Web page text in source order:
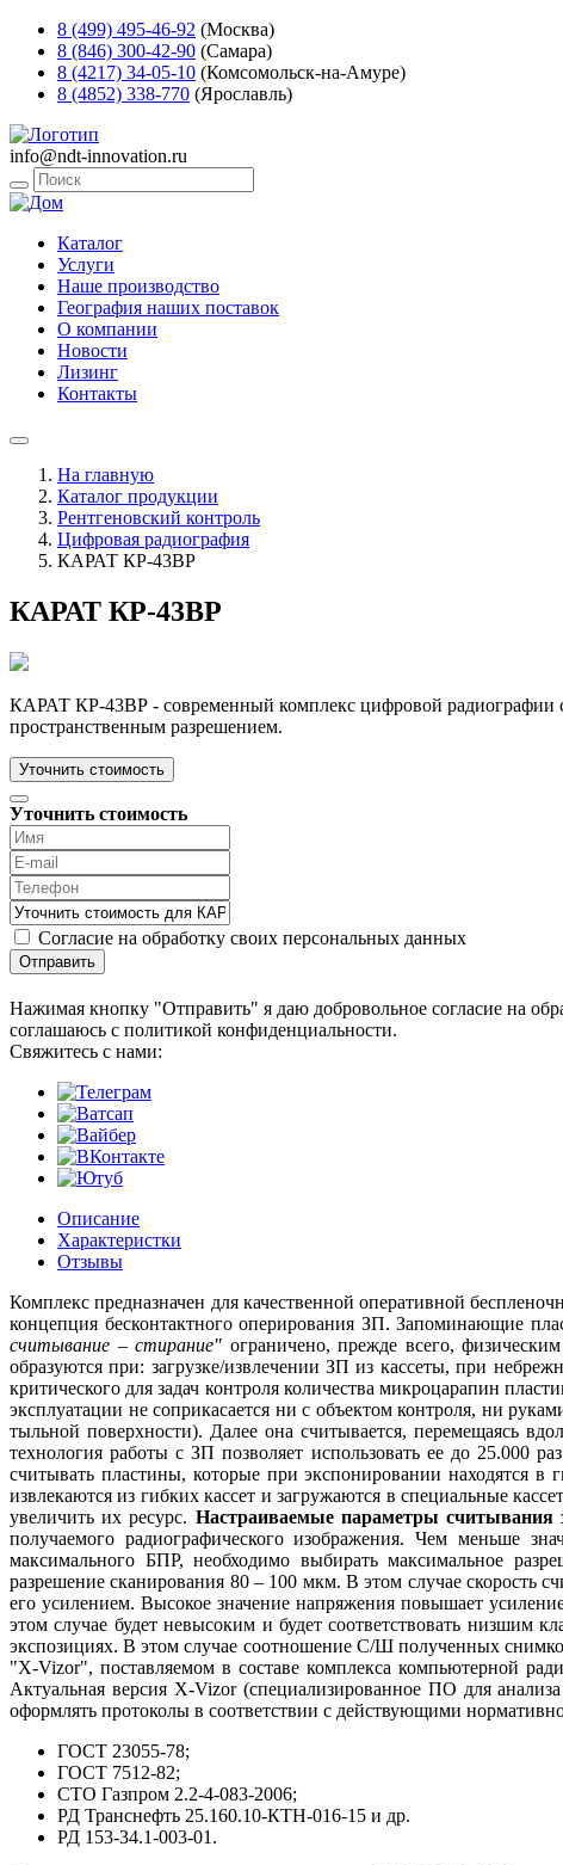
8 (499) 495-46-92 (Москва)
8 (846) 300-42-90 (Самара)
8 (4217) 34-05-10 (Комсомольск-на-Амуре)
8 (4852) 338-770 (Ярославль)
info@ndt-innovation.ru
Каталог
Услуги
Наше производство
География наших поставок
О компании
Новости
Лизинг
Контакты
На главную
Каталог продукции
Рентгеновский контроль
Цифровая радиография
КАРАТ КР-43ВР
КАРАТ КР-43ВР
КАРАТ КР-43ВР - современный комплекс цифровой радиографии
пространственным разрешением.
Уточнить стоимость
Уточнить стоимость
Согласие на обработку своих персональных данных
Отправить
Нажимая кнопку "Отправить" я даю добровольное согласие на
соглашаюсь с политикой конфиденциальности.
Cвяжитесь с нами:
Описание
Характеристки
Отзывы
Комплекс предназначен для качественной оперативной
концепция бесконтактного оперирования ЗП. Запоминающие
считывание – стирание" ограничено, прежде всего,
образуются при: загрузке/извлечении ЗП из кассеты, при
критического для задач контроля количества микроцарапин
эксплуатации не соприкасается ни с объектом контроля, ни
тыльной поверхности). Далее она считывается, перемещаясь
технология работы с ЗП позволяет использовать ее до 25.000
считывать пластины, которые при экспонировании находятся
извлекаются из гибких кассет и загружаются в специальные
увеличить их ресурс. Настраиваемые параметры считывания
получаемого радиографического изображения. Чем меньше
максимального БПР, необходимо выбирать максимальное
разрешение сканирования 80 – 100 мкм. В этом случае скорость
его усилением. Высокое значение напряжения повышает
этом случае будет невысоким и будет соответствовать низшим
экспозициях. В этом случае соотношение С/Ш полученных
"X-Vizor", поставляемом в составе комплекса компьютерной
Актуальная версия X-Vizor (специализированное ПО для
оформлять протоколы в соответствии с действующими
ГОСТ 23055-78;
ГОСТ 7512-82;
СТО Газпром 2.2-4-083-2006;
РД Транснефть 25.160.10-КТН-016-15 и др.
РД 153-34.1-003-01.